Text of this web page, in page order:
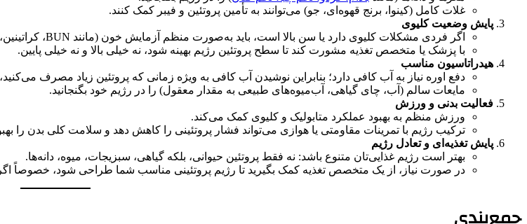
غلات کامل (کینوا، برنج قهوه‌ای، جو) می‌توانند به تأمین پروتئین و فیبر کمک کنند.
پایش وضعیت کلیوی
اگر فردی مشکلات کلیوی دارد یا سن بالا است، باید به‌صورت منظم آزمایش خون (مانند BUN، کراتینین، فیلتر کلیوی) انجام دهد.
با پزشک یا متخصص تغذیه مشورت کند تا سطح پروتئین رژیم بهینه شود، نه خیلی بالا و نه خیلی پایین.
هیدراتاسیون مناسب
دفع اوره نیاز به آب کافی دارد؛ بنابراین نوشیدن آب کافی به ویژه زمانی که پروتئین زیاد مصرف
مایعات سالم (آب، چای گیاهی، آب‌میوه‌های طبیعی به مقدار معقول) را در رژیم خود بگنجانید.
فعالیت بدنی و ورزش
ورزش منظم به بهبود عملکرد متابولیک و کلیوی کمک می‌کند.
ترکیب رژیم با تمرینات مقاومتی یا هوازی می‌تواند فشار پروتئینی را کاهش دهد و سلامت کلی بدن را
پایش تغذیه‌ای و تعادل رژیم
بهتر است رژیم غذایی‌تان متنوع باشد: نه فقط پروتئین حیوانی، بلکه گیاهی، سبزیجات، میوه، دانه‌ها.
در صورت نیاز، از یک متخصص تغذیه کمک بگیرید تا رژیم پروتئینی مناسب شما طراحی شود، خصوصاً